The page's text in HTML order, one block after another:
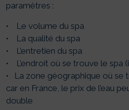
paramètres :
• Le volume du spa
• La qualité du spa
• L’entretien du spa
• L’endroit où se trouve le spa
• La zone géographique où se
car en France, le prix de l’eau
double